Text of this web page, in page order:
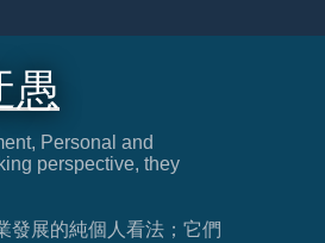
愚
Personal and
perspective, they
發展的純個人看法；它們